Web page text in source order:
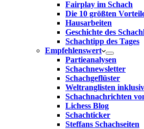
Fairplay im Schach
Die 10 größten
Hausarbeiten
Geschichte des
Schachtipp des Tages
Empfehlenswert
Partieanalysen
Schachnewsletter
Schachgeflüster
Weltranglisten
Schachnachrichten
Lichess Blog
Schachticker
Steffans Schachseiten